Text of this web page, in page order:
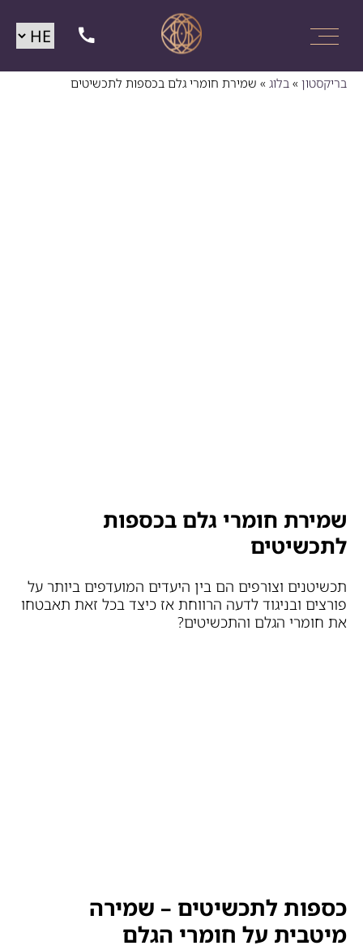
בריקסטון » בלוג » שמירת חומרי גלם בכספות לתכשיטים
שמירת חומרי גלם בכספות
לתכשיטים
תכשיטנים וצורפים הם בין היעדים המועדפים ביותר על
פורצים ובניגוד לדעה הרווחת אז כיצד בכל זאת תאבטחו
את חומרי הגלם והתכשיטים?
כספות לתכשיטים – שמירה
מיטבית על חומרי הגלם